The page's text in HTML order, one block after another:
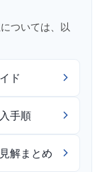
ついては、以
ド
手順
解まとめ